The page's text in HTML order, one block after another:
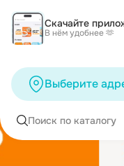
Скачайте
В нём удобнее 🫶
Выберите
Поиск по каталогу